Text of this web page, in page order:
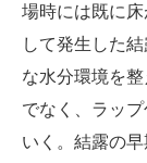
場時には既に
して発生した
な水分環境を
でなく、ラッ
いく。結露の